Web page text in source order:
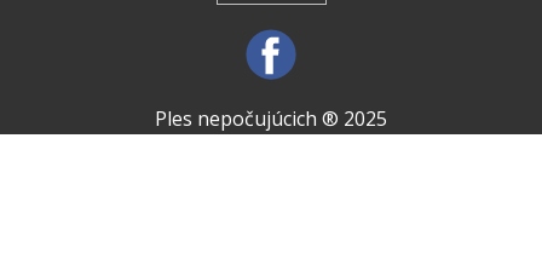
Ples nepočujúcich ® 2025